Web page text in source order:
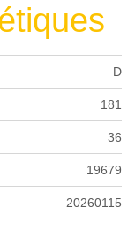
D
181
36
19679
20260115